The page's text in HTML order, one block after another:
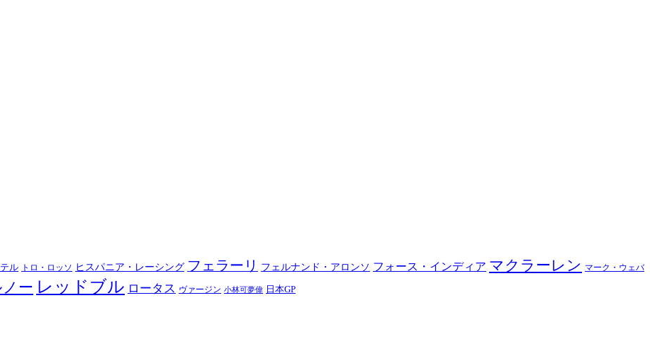
ル トロ・ロッソ ヒスパニア・レーシング フェラーリ フェルナンド・アロンソ フォース・インディア マクラーレン マーク・ウェバ
ノー レッドブル ロータス ヴァージン 小林可夢偉 日本GP